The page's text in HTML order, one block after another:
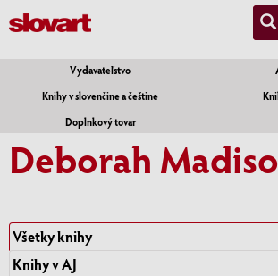
Vydavateľstvo
Knihy v slovenčine a češtine
Doplnkový tovar
Deborah
Všetky knihy
Knihy v AJ